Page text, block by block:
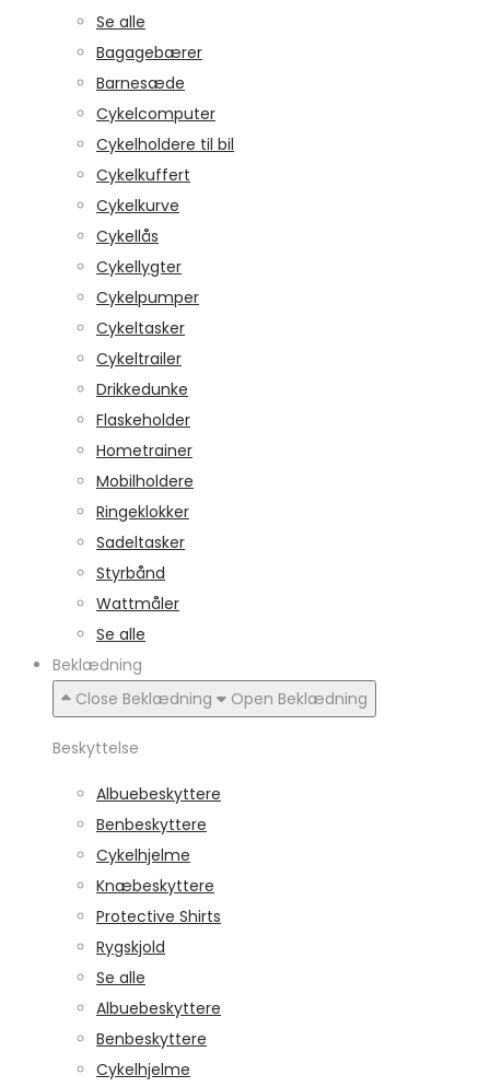
Se alle
Bagagebærer
Barnesæde
Cykelcomputer
Cykelholdere til bil
Cykelkuffert
Cykelkurve
Cykellås
Cykellygter
Cykelpumper
Cykeltasker
Cykeltrailer
Drikkedunke
Flaskeholder
Hometrainer
Mobilholdere
Ringeklokker
Sadeltasker
Styrbånd
Wattmåler
Se alle
Beklædning
Close Beklædning
Open Beklædning
Beskyttelse
Albuebeskyttere
Benbeskyttere
Cykelhjelme
Knæbeskyttere
Protective Shirts
Rygskjold
Se alle
Albuebeskyttere
Benbeskyttere
Cykelhjelme